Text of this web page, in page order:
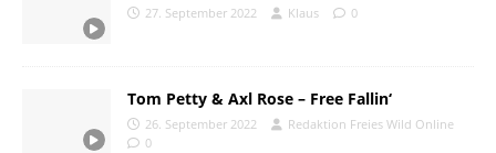
27. September 2022 Klaus 0
Tom Petty & Axl Rose – Free Fallin‘
26. September 2022
Redaktion Freies Wild Online
0